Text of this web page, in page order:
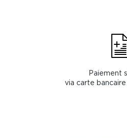
Paiement
via carte